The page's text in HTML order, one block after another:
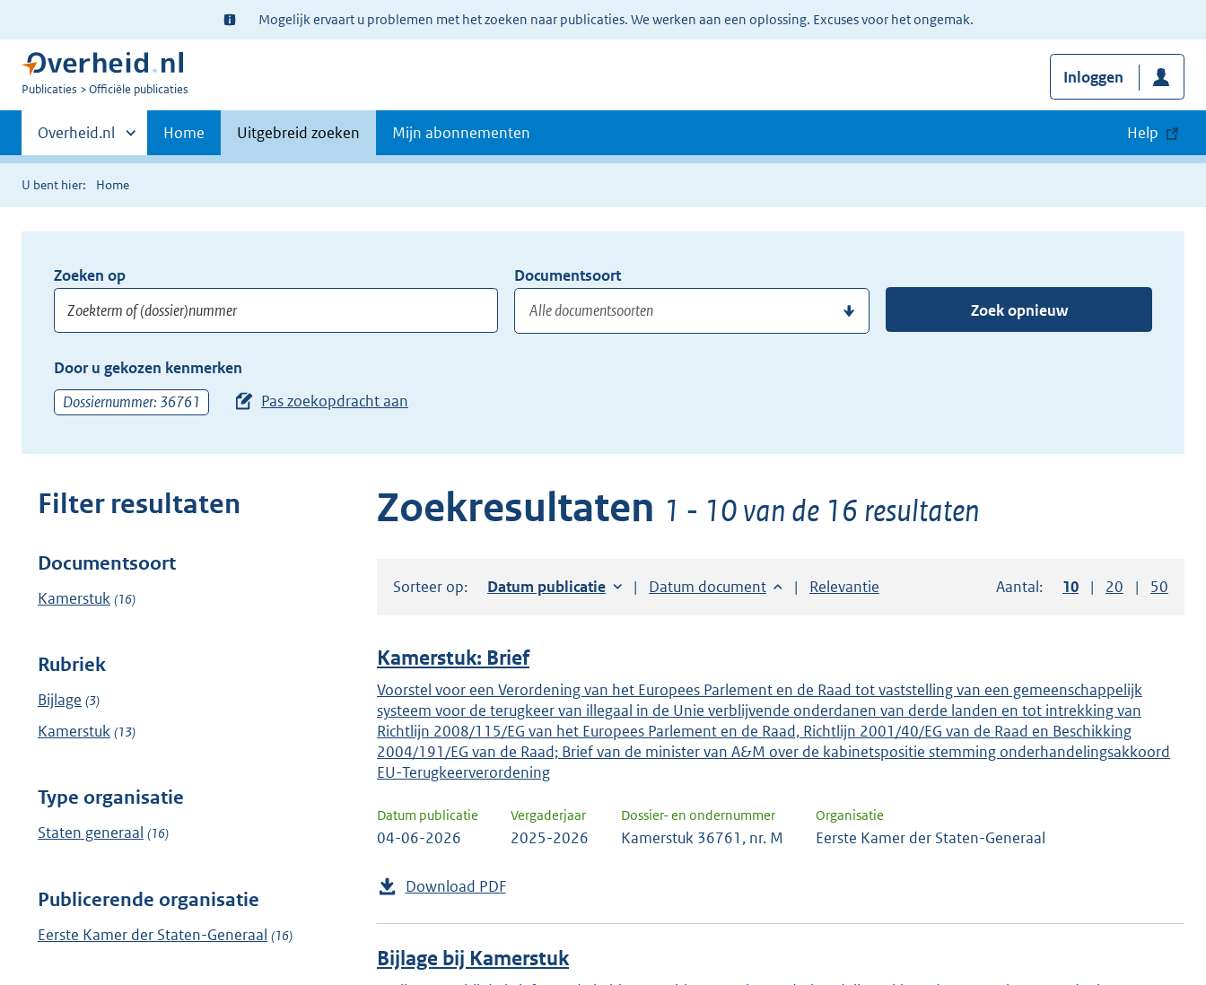
Ter
informatie:
Mogelijk ervaart u problemen met het zoeken naar publicaties. We werken aan een oplossing. Excuses voor het ongemak.
U
Publicaties Officiële publicaties
Inloggen
Primaire
navigatie
Andere
sites
binnen
Overheid.nl Home Uitgebreid zoeken Mijn abonnementen Help
U bent hier: Home
Opnieuw
zoeken:
Zoeken op
of
(dossier)nummer
hier
uw
zoekterm
in
Documentsoort
Gebruik
om
krijgen
suggesties.
Druk
om
ENTER
om
uw
keuze
te
Zoek opnieuw
Door u gekozen kenmerken
Dossiernummer: 36761
Pas zoekopdracht aan
Filter resultaten
Filter
resultaten
Documentsoort
Kamerstuk (16)
Rubriek
Bijlage (3)
Kamerstuk (13)
Type organisatie
Staten generaal (16)
Publicerende organisatie
Eerste Kamer der Staten-Generaal (16)
Zoekresultaten 1 - 10 van de 16 resultaten
Sorteer op: Sorteer op:
Datum publicatie Sorteer op:
Datum document Sorteer op:
Relevantie Aantal: Toon
10 resultaten per
Toon
20 resultaten
Toon
50
Kamerstuk: Brief
Voorstel voor een Verordening van het Europees Parlement en de Raad tot vaststelling van een gemeenschappelijk
systeem voor de terugkeer van illegaal in de Unie verblijvende onderdanen van derde landen en tot intrekking van
Richtlijn 2008/115/EG van het Europees Parlement en de Raad, Richtlijn 2001/40/EG van de Raad en Beschikking
2004/191/EG van de Raad; Brief van de minister van A&M over de kabinetspositie stemming onderhandelingsakkoord
EU-Terugkeerverordening
Datum publicatie
04-06-2026
Vergaderjaar
2025-2026
Dossier- en ondernummer
Kamerstuk 36761, nr. M
Organisatie
Eerste Kamer der Staten-Generaal
Download PDF
Bijlage bij Kamerstuk